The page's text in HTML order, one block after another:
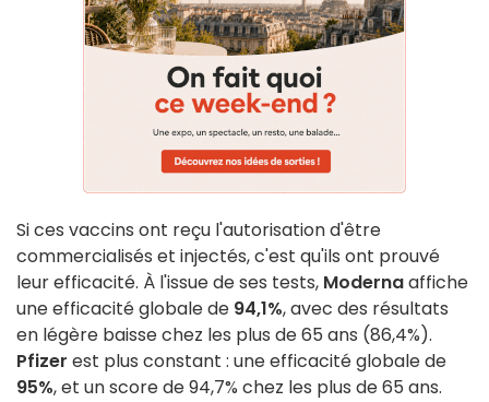
Si ces vaccins ont reçu l'autorisation d'être
commercialisés et injectés, c'est qu'ils ont prouvé
leur efficacité. À l'issue de ses tests, Modernaaffiche
une efficacité globale de 94,1%, avec des résultats
en légère baisse chez les plus de 65 ans (86,4%).
Pfizer est plus constant : une efficacité globale de
95%, et un score de 94,7% chez les plus de 65 ans.